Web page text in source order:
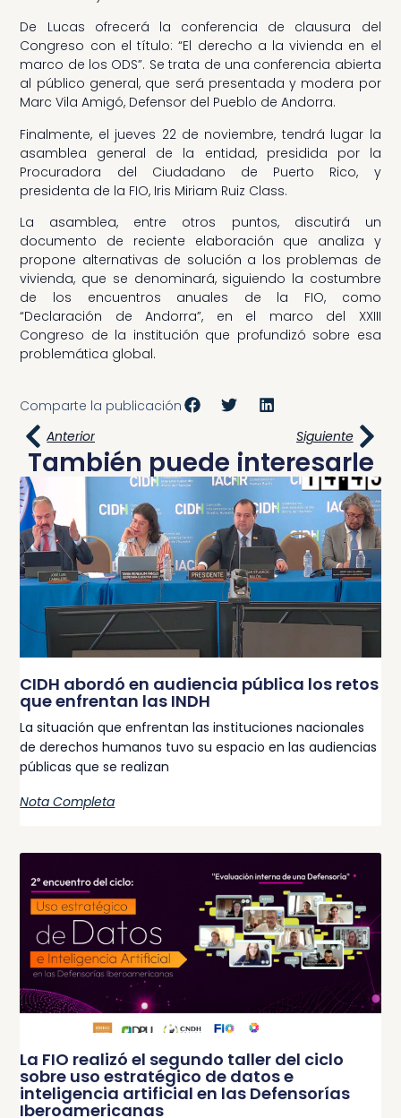
De Lucas ofrecerá la conferencia de clausura del
Congreso con el título: “El derecho a la vivienda en el
marco de los ODS”. Se trata de una conferencia abierta
al público general, que será presentada y modera por
Marc Vila Amigó, Defensor del Pueblo de Andorra.
Finalmente, el jueves 22 de noviembre, tendrá lugar la
asamblea general de la entidad, presidida por la
Procuradora del Ciudadano de Puerto Rico, y
presidenta de la FIO, Iris Miriam Ruiz Class.
La asamblea, entre otros puntos, discutirá un
documento de reciente elaboración que analiza y
propone alternativas de solución a los problemas de
vivienda, que se denominará, siguiendo la costumbre
de los encuentros anuales de la FIO, como
“Declaración de Andorra”, en el marco del XXIII
Congreso de la institución que profundizó sobre esa
problemática global.
Comparte la publicación
Anterior
Siguiente
También puede interesarle
CIDH abordó en audiencia pública los retos
que enfrentan las INDH
La situación que enfrentan las instituciones nacionales
de derechos humanos tuvo su espacio en las audiencias
públicas que se realizan
Nota Completa
La FIO realizó el segundo taller del ciclo
sobre uso estratégico de datos e
inteligencia artificial en las Defensorías
Iberoamericanas